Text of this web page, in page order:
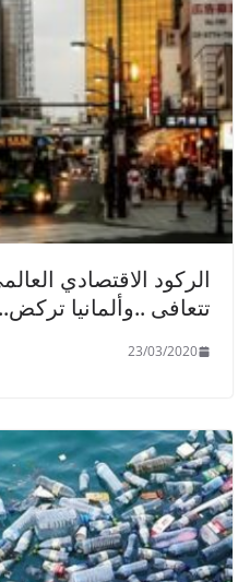
الركود الاقتصادي
تتعافى ..وألمانيا
23/03/2020